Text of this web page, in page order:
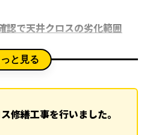
っと見る
認で天井クロスの劣化範囲
がりと下地の状態を確認し
修繕工事を行いました。